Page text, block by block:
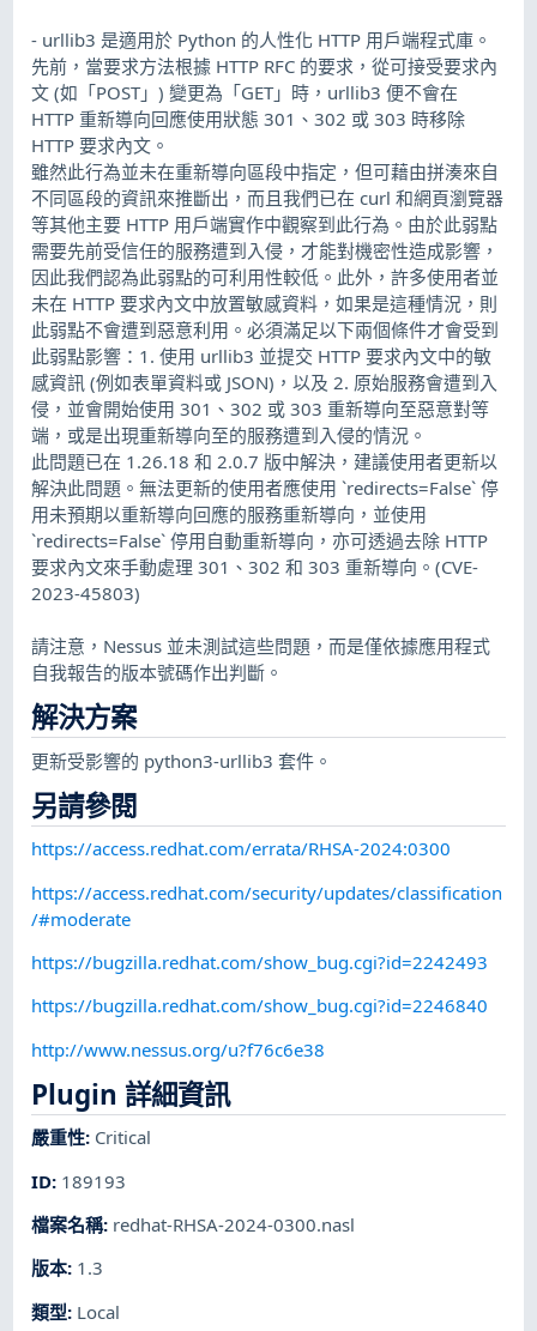
- urllib3 是適用於 Python 的人性化 HTTP 用戶端程式庫。
先前，當要求方法根據 HTTP RFC 的要求，從可接受要求內
文 (如「POST」) 變更為「GET」時，urllib3 便不會在
HTTP 重新導向回應使用狀態 301、302 或 303 時移除
HTTP 要求內文。
雖然此行為並未在重新導向區段中指定，但可藉由拼湊來自
不同區段的資訊來推斷出，而且我們已在 curl 和網頁瀏覽器
等其他主要 HTTP 用戶端實作中觀察到此行為。由於此弱點
需要先前受信任的服務遭到入侵，才能對機密性造成影響，
因此我們認為此弱點的可利用性較低。此外，許多使用者並
未在 HTTP 要求內文中放置敏感資料，如果是這種情況，則
此弱點不會遭到惡意利用。必須滿足以下兩個條件才會受到
此弱點影響：1. 使用 urllib3 並提交 HTTP 要求內文中的敏
感資訊 (例如表單資料或 JSON)，以及 2. 原始服務會遭到入
侵，並會開始使用 301、302 或 303 重新導向至惡意對等
端，或是出現重新導向至的服務遭到入侵的情況。
此問題已在 1.26.18 和 2.0.7 版中解決，建議使用者更新以
解決此問題。無法更新的使用者應使用 `redirects=False` 停
用未預期以重新導向回應的服務重新導向，並使用
`redirects=False` 停用自動重新導向，亦可透過去除 HTTP
要求內文來手動處理 301、302 和 303 重新導向。(CVE-
2023-45803)
請注意，Nessus 並未測試這些問題，而是僅依據應用程式
自我報告的版本號碼作出判斷。
解決方案
更新受影響的 python3-urllib3 套件。
另請參閱
https://access.redhat.com/errata/RHSA-2024:0300
https://access.redhat.com/security/updates/classification
/#moderate
https://bugzilla.redhat.com/show_bug.cgi?id=2242493
https://bugzilla.redhat.com/show_bug.cgi?id=2246840
http://www.nessus.org/u?f76c6e38
Plugin 詳細資訊
嚴重性: Critical
ID: 189193
檔案名稱: redhat-RHSA-2024-0300.nasl
版本: 1.3
類型: Local